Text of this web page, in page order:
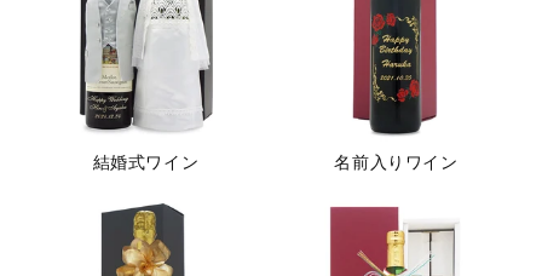
結婚式ワイン 名前入りワイン